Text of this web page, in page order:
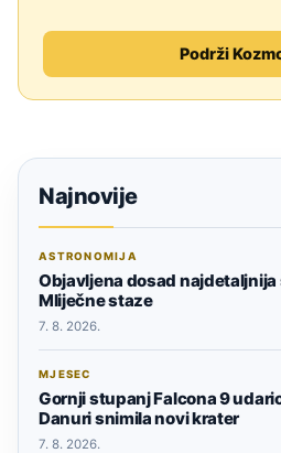
Podrži
Najnovije
ASTRONOMIJA
Objavljena dosad
Mliječne staze
7. 8. 2026.
MJESEC
Gornji stupanj Falcona 9
Danuri snimila novi krater
7. 8. 2026.